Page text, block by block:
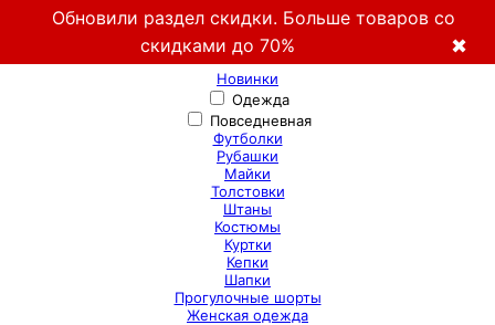
Обновили раздел скидки. Больше товаров со
скидками до 70%
✖
Новинки
Одежда
Повседневная
Футболки
Рубашки
Майки
Толстовки
Штаны
Костюмы
Куртки
Кепки
Шапки
Прогулочные шорты
Женская одежда